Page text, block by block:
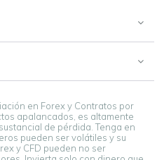
en Forex y Contratos por
apalancados, es altamente
de pérdida. Tenga en
pueden ser volátiles y su
y CFD pueden no ser